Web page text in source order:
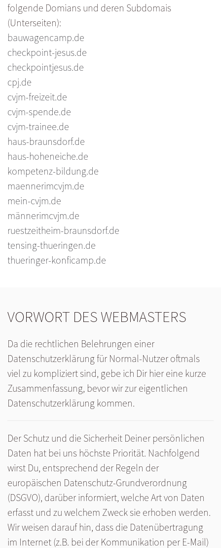
folgende Domians und deren Subdomais
(Unterseiten):
bauwagencamp.de
checkpoint-jesus.de
checkpointjesus.de
cpj.de
cvjm-freizeit.de
cvjm-spende.de
cvjm-trainee.de
haus-braunsdorf.de
haus-hoheneiche.de
kompetenz-bildung.de
maennerimcvjm.de
mein-cvjm.de
männerimcvjm.de
ruestzeitheim-braunsdorf.de
tensing-thueringen.de
thueringer-konficamp.de
VORWORT DES WEBMASTERS
Da die rechtlichen Belehrungen einer
Datenschutzerklärung für Normal-Nutzer oftmals
viel zu kompliziert sind, gebe ich Dir hier eine kurze
Zusammenfassung, bevor wir zur eigentlichen
Datenschutzerklärung kommen.
Der Schutz und die Sicherheit Deiner persönlichen
Daten hat bei uns höchste Priorität. Nachfolgend
wirst Du, entsprechend der Regeln der
europäischen Datenschutz-Grundverordnung
(DSGVO), darüber informiert, welche Art von Daten
erfasst und zu welchem Zweck sie erhoben werden.
Wir weisen darauf hin, dass die Datenübertragung
im Internet (z.B. bei der Kommunikation per E-Mail)